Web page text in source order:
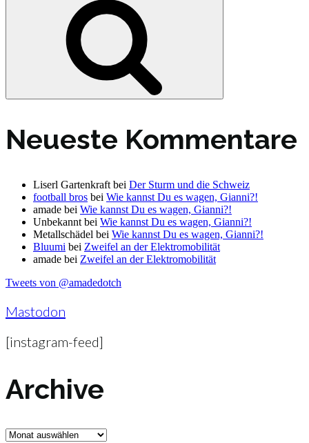
Neueste Kommentare
Liserl Gartenkraft bei Der Sturm und die Schweiz
football bros bei Wie kannst Du es wagen, Gianni?!
amade bei Wie kannst Du es wagen, Gianni?!
Unbekannt bei Wie kannst Du es wagen, Gianni?!
Metallschädel bei Wie kannst Du es wagen, Gianni?!
Bluumi bei Zweifel an der Elektromobilität
amade bei Zweifel an der Elektromobilität
Tweets von @amadedotch
Mastodon
[instagram-feed]
Archive
Archive